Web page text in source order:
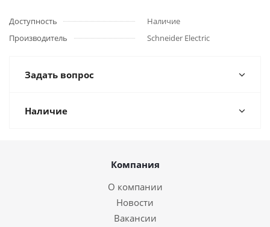
Доступность
Наличие
Производитель
Schneider Electric
Задать вопрос
Наличие
Компания
О компании
Новости
Вакансии